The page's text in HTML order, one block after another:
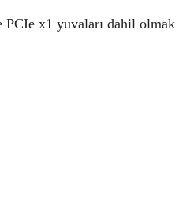
x1 yuvaları dahil